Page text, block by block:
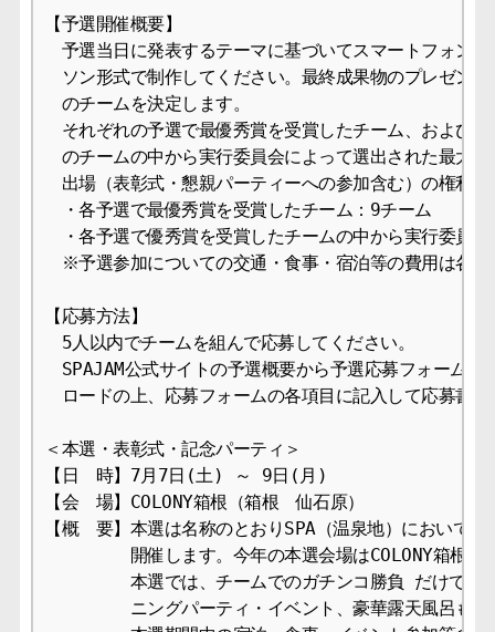
【予選開催概要】
予選当日に発表するテーマに基づいてスマートフォン
ソン形式で制作してください。最終成果物のプレゼン
のチームを決定します。
それぞれの予選で最優秀賞を受賞したチーム、および
のチームの中から実行委員会によって選出された最大3
出場（表彰式・懇親パーティーへの参加含む）の権利が
・各予選で最優秀賞を受賞したチーム：9チーム
・各予選で優秀賞を受賞したチームの中から実行委員
※予選参加についての交通・食事・宿泊等の費用は各チ
【応募方法】
5人以内でチームを組んで応募してください。
SPAJAM公式サイトの予選概要から予選応募フォームに
ロードの上、応募フォームの各項目に記入して応募書
＜本選・表彰式・記念パーティ＞
【日　時】7月7日(土) ～ 9日(月)
【会　場】COLONY箱根（箱根　仙石原）
【概　要】本選は名称のとおりSPA（温泉地）において
開催します。今年の本選会場はCOLONY箱根とな
本選では、チームでのガチンコ勝負 だけでなく
ニングパーティ・イベント、豪華露天風呂も楽し